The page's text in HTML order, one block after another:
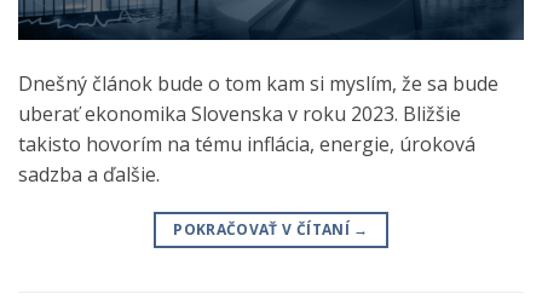
Dnešný článok bude o tom kam si myslím, že sa bude
uberať ekonomika Slovenska v roku 2023. Bližšie
takisto hovorím na tému inflácia, energie, úroková
sadzba a ďalšie.
POKRAČOVAŤ V ČÍTANÍ →